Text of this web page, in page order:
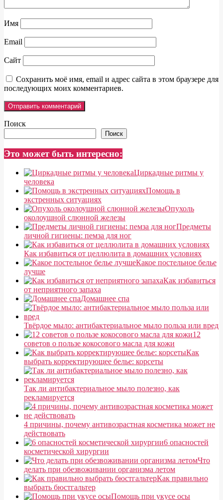
Имя
Email
Сайт
Сохранить моё имя, email и адрес сайта в этом браузере для
последующих моих комментариев.
Поиск
Поиск
Это может быть интересно:
Циркадные ритмы у
человека
Помощь в
экстренных ситуациях
Опухоль
околоушной слюнной железы
Предметы
личной гигиены: пемза для ног
Как избавиться от целлюлита в домашних условиях
Какое постельное белье
лучше
Как избавиться
от неприятного запаха
Домашнее спа
Твёрдое мыло: антибактериальное мыло польза или вред
12
советов о пользе кокосового масла для кожи
Как
выбрать корректирующее белье: корсеты
Так ли антибактериальное мыло полезно, как
рекламируется
4 причины, почему антивозрастная косметика может не
действовать
6 опасностей
косметической хирургии
Что
делать при обезвоживании организма летом
Как правильно
выбрать бюстгальтер
Помощь при укусе осы